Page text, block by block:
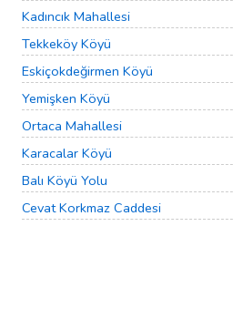
Kadıncık Mahallesi
Tekkeköy Köyü
Eskiçokdeğirmen Köyü
Yemişken Köyü
Ortaca Mahallesi
Karacalar Köyü
Balı Köyü Yolu
Cevat Korkmaz Caddesi